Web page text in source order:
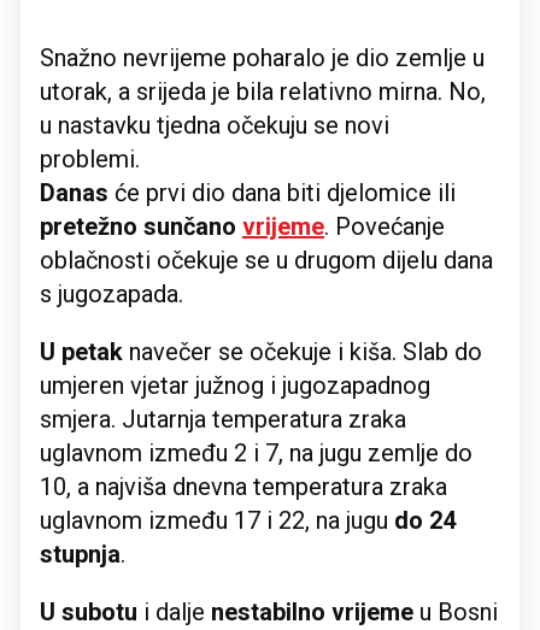
Snažno nevrijeme poharalo je dio zemlje u
utorak, a srijeda je bila relativno mirna. No,
u nastavku tjedna očekuju se novi
problemi.
Danas će prvi dio dana biti djelomice ili
pretežno sunčano vrijeme. Povećanje
oblačnosti očekuje se u drugom dijelu dana
s jugozapada.
U petak navečer se očekuje i kiša. Slab do
umjeren vjetar južnog i jugozapadnog
smjera. Jutarnja temperatura zraka
uglavnom između 2 i 7, na jugu zemlje do
10, a najviša dnevna temperatura zraka
uglavnom između 17 i 22, na jugu do 24
stupnja.
U subotu i dalje nestabilno vrijeme u Bosni